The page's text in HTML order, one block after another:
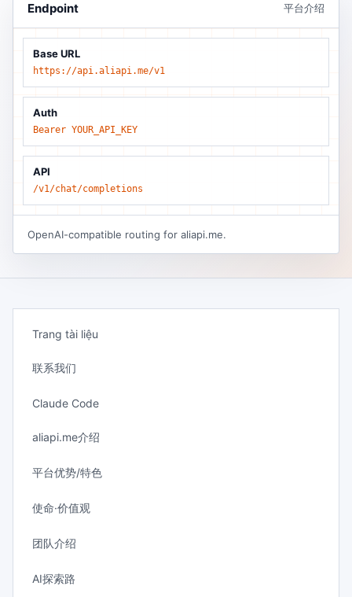
Endpoint 平台介绍
Base URL
https://api.aliapi.me/v1
Auth
Bearer YOUR_API_KEY
API
/v1/chat/completions
OpenAI-compatible routing for aliapi.me.
Trang tài liệu
联系我们
Claude Code
aliapi.me介绍
平台优势/特色
使命·价值观
团队介绍
AI探索路